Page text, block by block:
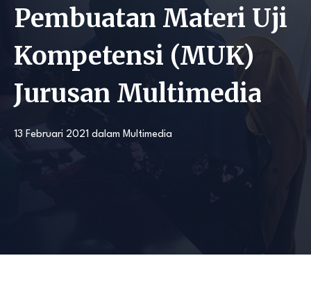
Pembuatan Materi Uji
Kompetensi (MUK)
Jurusan Multimedia
13 Februari 2021 dalam Multimedia